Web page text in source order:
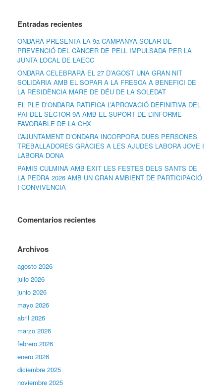
Entradas recientes
ONDARA PRESENTA LA 9a CAMPANYA SOLAR DE
PREVENCIÓ DEL CÀNCER DE PELL IMPULSADA PER LA
JUNTA LOCAL DE L’AECC
ONDARA CELEBRARÀ EL 27 D’AGOST UNA GRAN NIT
SOLIDÀRIA AMB EL SOPAR A LA FRESCA A BENEFICI DE
LA RESIDÈNCIA MARE DE DÉU DE LA SOLEDAT
EL PLE D’ONDARA RATIFICA L’APROVACIÓ DEFINITIVA DEL
PAI DEL SECTOR 9A AMB EL SUPORT DE L’INFORME
FAVORABLE DE LA CHX
L’AJUNTAMENT D’ONDARA INCORPORA DUES PERSONES
TREBALLADORES GRÀCIES A LES AJUDES LABORA JOVE I
LABORA DONA
PAMIS CULMINA AMB ÈXIT LES FESTES DELS SANTS DE
LA PEDRA 2026 AMB UN GRAN AMBIENT DE PARTICIPACIÓ
I CONVIVÈNCIA
Comentarios recientes
Archivos
agosto 2026
julio 2026
junio 2026
mayo 2026
abril 2026
marzo 2026
febrero 2026
enero 2026
diciembre 2025
noviembre 2025